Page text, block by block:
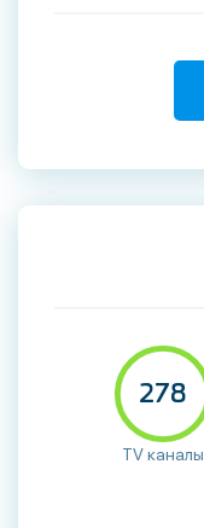
278
TV каналы